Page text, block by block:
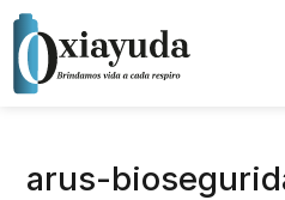
contenido
arus-